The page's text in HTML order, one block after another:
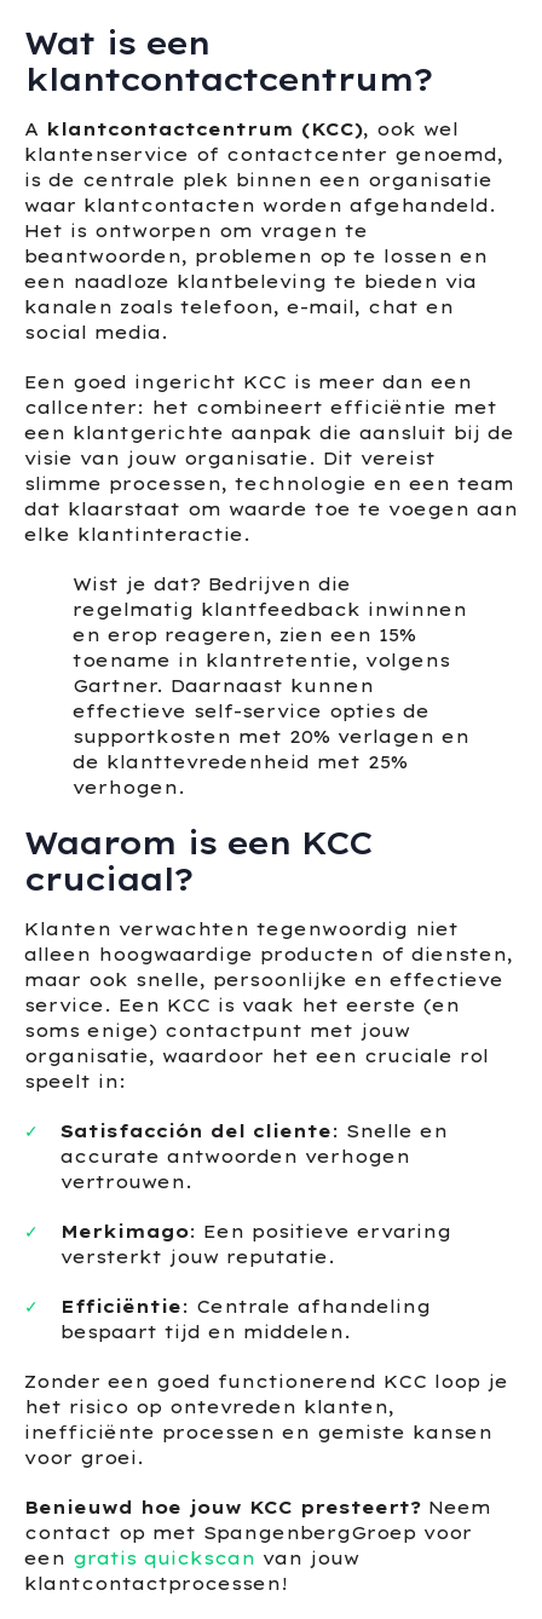
Wat is een
klantcontactcentrum?
A klantcontactcentrum (KCC), ook wel
klantenservice of contactcenter genoemd,
is de centrale plek binnen een organisatie
waar klantcontacten worden afgehandeld.
Het is ontworpen om vragen te
beantwoorden, problemen op te lossen en
een naadloze klantbeleving te bieden via
kanalen zoals telefoon, e-mail, chat en
social media.
Een goed ingericht KCC is meer dan een
callcenter: het combineert efficiëntie met
een klantgerichte aanpak die aansluit bij de
visie van jouw organisatie. Dit vereist
slimme processen, technologie en een team
dat klaarstaat om waarde toe te voegen aan
elke klantinteractie.
Wist je dat? Bedrijven die
regelmatig klantfeedback inwinnen
en erop reageren, zien een 15%
toename in klantretentie, volgens
Gartner. Daarnaast kunnen
effectieve self-service opties de
supportkosten met 20% verlagen en
de klanttevredenheid met 25%
verhogen.
Waarom is een KCC
cruciaal?
Klanten verwachten tegenwoordig niet
alleen hoogwaardige producten of diensten,
maar ook snelle, persoonlijke en effectieve
service. Een KCC is vaak het eerste (en
soms enige) contactpunt met jouw
organisatie, waardoor het een cruciale rol
speelt in:
Satisfacción del cliente: Snelle en
accurate antwoorden verhogen
vertrouwen.
Merkimago: Een positieve ervaring
versterkt jouw reputatie.
Efficiëntie: Centrale afhandeling
bespaart tijd en middelen.
Zonder een goed functionerend KCC loop je
het risico op ontevreden klanten,
inefficiënte processen en gemiste kansen
voor groei.
Benieuwd hoe jouw KCC presteert? Neem
contact op met SpangenbergGroep voor
een gratis quickscan van jouw
klantcontactprocessen!